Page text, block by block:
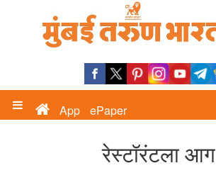
App ePaper
रेस्टॉरंटला आग